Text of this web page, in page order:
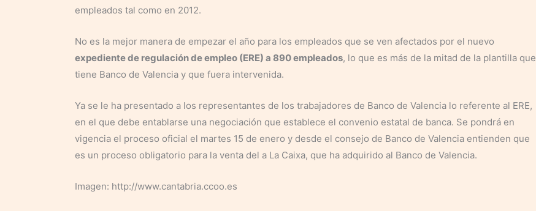
empleados tal como en 2012.
No es la mejor manera de empezar el año para los empleados que se ven afectados por el nuevo
expediente de regulación de empleo (ERE) a 890 empleados, lo que es más de la mitad de la plantilla que
tiene Banco de Valencia y que fuera intervenida.
Ya se le ha presentado a los representantes de los trabajadores de Banco de Valencia lo referente al ERE,
en el que debe entablarse una negociación que establece el convenio estatal de banca. Se pondrá en
vigencia el proceso oficial el martes 15 de enero y desde el consejo de Banco de Valencia entienden que
es un proceso obligatorio para la venta del a La Caixa, que ha adquirido al Banco de Valencia.
Imagen: http://www.cantabria.ccoo.es